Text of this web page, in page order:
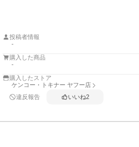
投稿者情報
-
購入した商品
-
購入したストア
ケンコー・トキナー ヤフー店
違反報告
いいね2